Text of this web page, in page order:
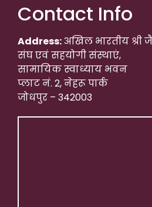
Contact Info
Address:अखिल भारतीय श्री
संघ एवं सहयोगी संस्थाएं,
सामायिक स्वाध्याय भवन
प्लाट नं. 2, नेहरू पार्क
जोधपुर – 342003